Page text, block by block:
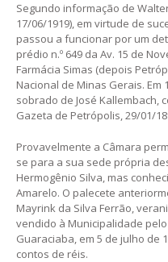
Segundo informação de
17/06/1919), em virtude de
passou a funcionar por um
prédio n.º 649 da Av. 15 de
Farmácia Simas (depois
Nacional de Minas Gerais. Em
sobrado de José Kallembach,
Gazeta de Petrópolis, 29/01/
Provavelmente a Câmara
se para a sua sede própria
Hermogênio Silva, mas
Amarelo. O palecete
Mayrink da Silva Ferrão,
vendido à Municipalidade
Guaraciaba, em 5 de julho de
contos de réis.